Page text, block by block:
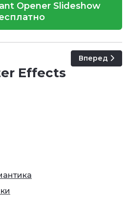
Opener Slideshow
Opener Следующий:
Вперед
Effects